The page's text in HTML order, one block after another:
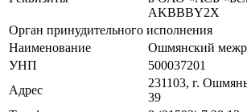
AKBBBY2X
Орган принудительного исполнения
Наименование
Ошмянский
УНП
500037201
Адрес
231103, г.
39